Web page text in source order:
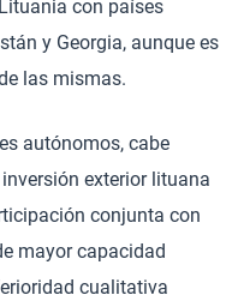
con países
y Georgia, aunque es
las mismas.
autónomos, cabe
exterior lituana
conjunta con
mayor capacidad
cualitativa